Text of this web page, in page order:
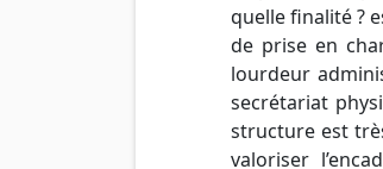
quelle finalité ?
de prise en
lourdeur
secrétariat
structure est
valoriser